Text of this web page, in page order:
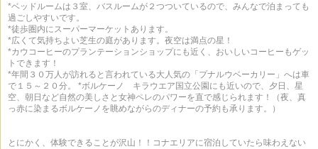
*ベッドルームは３室、バスルームが２つついているので、みんなで泊まっても
過ごしやすいです。
*徒歩圏内にスーパーマーケットあります。
*広くて気持ちよい芝生の庭があります。夜空は満点の星！
*カウコーヒーのプランテーションショップにも近く、おいしいコーヒーもゲッ
トできます！
*年間３０万人が訪れると言われている大人気の「プナルウベーカリー」へは車
で１５～２０分。 *ボルケーノ キラウエア国立公園にも近いので、夕日、星
空、朝日など自然の美しさと女神ペレのパワーを直で感じられます！（夜、真
っ赤に染まるボルケーノを眺めながらのディナーの予約も承ります。）
とにかく、体験できることが沢山！！コナエリアに宿泊していたら味わえない